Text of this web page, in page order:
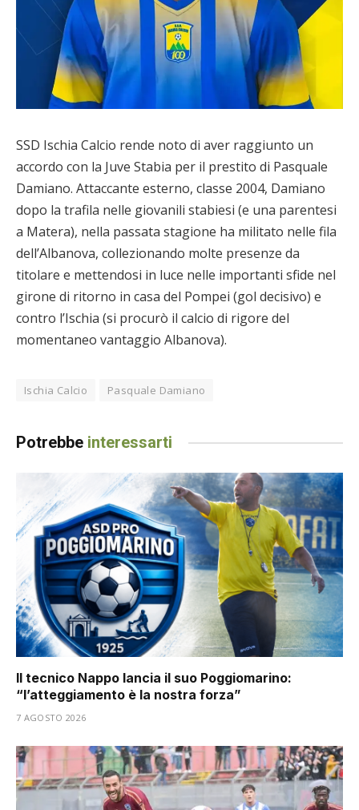
SSD Ischia Calcio rende noto di aver raggiunto un
accordo con la Juve Stabia per il prestito di Pasquale
Damiano. Attaccante esterno, classe 2004, Damiano
dopo la trafila nelle giovanili stabiesi (e una parentesi
a Matera), nella passata stagione ha militato nelle fila
dell’Albanova, collezionando molte presenze da
titolare e mettendosi in luce nelle importanti sfide nel
girone di ritorno in casa del Pompei (gol decisivo) e
contro l’Ischia (si procurò il calcio di rigore del
momentaneo vantaggio Albanova).
Ischia Calcio Pasquale Damiano
Potrebbe interessarti
Il tecnico Nappo lancia il suo Poggiomarino:
“l’atteggiamento è la nostra forza”
7 AGOSTO 2026